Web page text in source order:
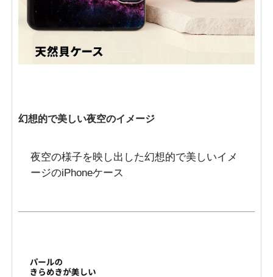
幻想的で美しい夜空のイメージ
夜空の様子を映し出した幻想的で美しいイメ
ージのiPhoneケース